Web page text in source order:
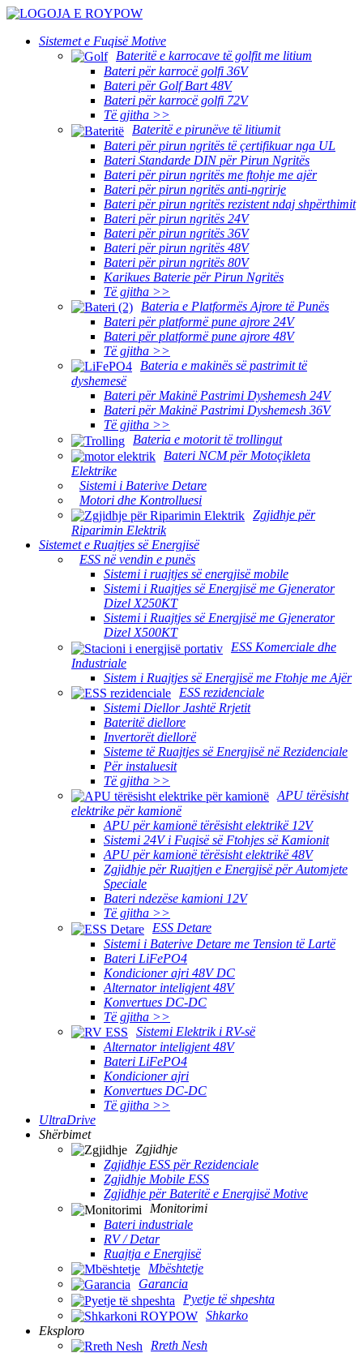
Sistemet e Fuqisë Motive
Bateritë e karrocave të golfit me litium
Bateri për karrocë golfi 36V
Bateri për Golf Bart 48V
Bateri për karrocë golfi 72V
Të gjitha >>
Bateritë e pirunëve të litiumit
Bateri për pirun ngritës të çertifikuar nga UL
Bateri Standarde DIN për Pirun Ngritës
Bateri për pirun ngritës me ftohje me ajër
Bateri për pirun ngritës anti-ngrirje
Bateri për pirun ngritës rezistent ndaj shpërthimit
Bateri për pirun ngritës 24V
Bateri për pirun ngritës 36V
Bateri për pirun ngritës 48V
Bateri për pirun ngritës 80V
Karikues Baterie për Pirun Ngritës
Të gjitha >>
Bateria e Platformës Ajrore të Punës
Bateri për platformë pune ajrore 24V
Bateri për platformë pune ajrore 48V
Të gjitha >>
Bateria e makinës së pastrimit të
dyshemesë
Bateri për Makinë Pastrimi Dyshemesh 24V
Bateri për Makinë Pastrimi Dyshemesh 36V
Të gjitha >>
Bateria e motorit të trollingut
Bateri NCM për Motoçikleta
Elektrike
Sistemi i Baterive Detare
Motori dhe Kontrolluesi
Zgjidhje për
Riparimin Elektrik
Sistemet e Ruajtjes së Energjisë
ESS në vendin e punës
Sistemi i ruajtjes së energjisë mobile
Sistemi i Ruajtjes së Energjisë me Gjenerator
Dizel X250KT
Sistemi i Ruajtjes së Energjisë me Gjenerator
Dizel X500KT
ESS Komerciale dhe
Industriale
Sistem i Ruajtjes së Energjisë me Ftohje me Ajër
ESS rezidenciale
Sistemi Diellor Jashtë Rrjetit
Bateritë diellore
Invertorët diellorë
Sisteme të Ruajtjes së Energjisë në Rezidenciale
Për instaluesit
Të gjitha >>
APU tërësisht
elektrike për kamionë
APU për kamionë tërësisht elektrikë 12V
Sistemi 24V i Fuqisë së Ftohjes së Kamionit
APU për kamionë tërësisht elektrikë 48V
Zgjidhje për Ruajtjen e Energjisë për Automjete
Speciale
Bateri ndezëse kamioni 12V
Të gjitha >>
ESS Detare
Sistemi i Baterive Detare me Tension të Lartë
Bateri LiFePO4
Kondicioner ajri 48V DC
Alternator inteligjent 48V
Konvertues DC-DC
Të gjitha >>
Sistemi Elektrik i RV-së
Alternator inteligjent 48V
Bateri LiFePO4
Kondicioner ajri
Konvertues DC-DC
Të gjitha >>
UltraDrive
Shërbimet
Zgjidhje
Zgjidhje ESS për Rezidenciale
Zgjidhje Mobile ESS
Zgjidhje për Bateritë e Energjisë Motive
Monitorimi
Bateri industriale
RV / Detar
Ruajtja e Energjisë
Mbështetje
Garancia
Pyetje të shpeshta
Shkarko
Eksploro
Rreth Nesh